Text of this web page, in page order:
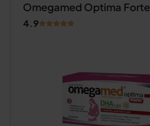
Omegamed Optima Forte
4.9